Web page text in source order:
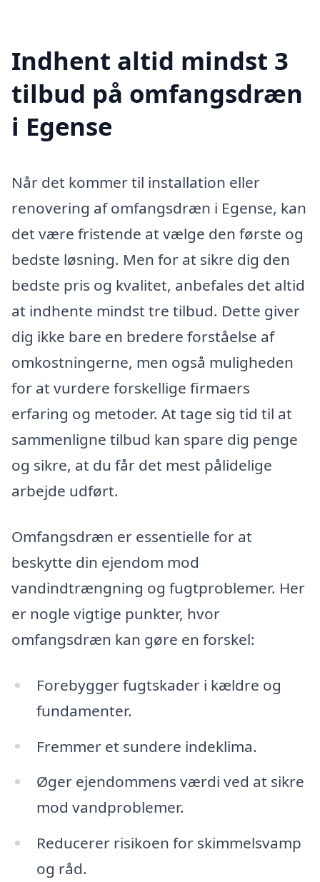
Indhent altid mindst 3
tilbud på omfangsdræn
i Egense
Når det kommer til installation eller
renovering af omfangsdræn i Egense, kan
det være fristende at vælge den første og
bedste løsning. Men for at sikre dig den
bedste pris og kvalitet, anbefales det altid
at indhente mindst tre tilbud. Dette giver
dig ikke bare en bredere forståelse af
omkostningerne, men også muligheden
for at vurdere forskellige firmaers
erfaring og metoder. At tage sig tid til at
sammenligne tilbud kan spare dig penge
og sikre, at du får det mest pålidelige
arbejde udført.
Omfangsdræn er essentielle for at
beskytte din ejendom mod
vandindtrængning og fugtproblemer. Her
er nogle vigtige punkter, hvor
omfangsdræn kan gøre en forskel:
Forebygger fugtskader i kældre og
fundamenter.
Fremmer et sundere indeklima.
Øger ejendommens værdi ved at sikre
mod vandproblemer.
Reducerer risikoen for skimmelsvamp
og råd.